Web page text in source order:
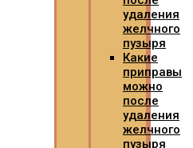
удаления
желчного
пузыря
Какие
приправы
можно
после
удаления
желчного
пузыря